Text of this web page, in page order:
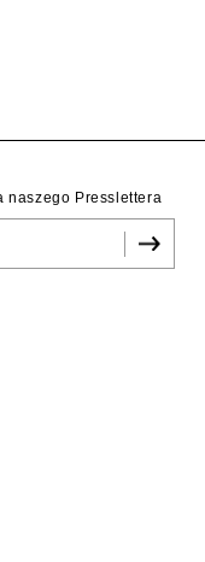
naszego Presslettera